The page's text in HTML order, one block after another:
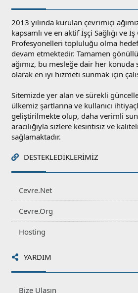
2013 yılında kurulan çevrimiçi
kapsamlı ve en aktif İşçi Sağlığı ve
Profesyonelleri topluluğu olma
devam etmektedir. Tamamen
ağımız, bu mesleğe dair her konuda
olarak en iyi hizmeti sunmak için
Sitemizde yer alan ve sürekli
ülkemiz şartlarına ve kullanıcı
geliştirilmekte olup, daha verimli
aracılığıyla sizlere kesintisiz ve
sağlamaktadır.
DESTEKLEDIKLERIMIZ
Cevre.Net
Cevre.Org
Hosting
YARDIM
Bize Ulaşın